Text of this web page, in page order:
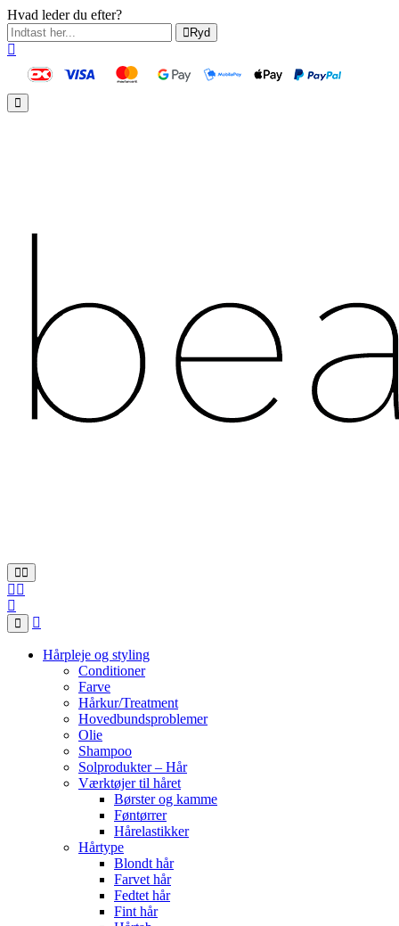
Hvad leder du efter?
Ryd
Hårpleje og styling
Conditioner
Farve
Hårkur/Treatment
Hovedbundsproblemer
Olie
Shampoo
Solprodukter – Hår
Værktøjer til håret
Børster og kamme
Føntørrer
Hårelastikker
Hårtype
Blondt hår
Farvet hår
Fedtet hår
Fint hår